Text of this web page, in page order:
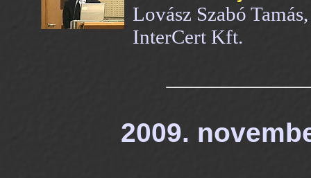
Lovász Szabó
InterCert Kft.
2009.